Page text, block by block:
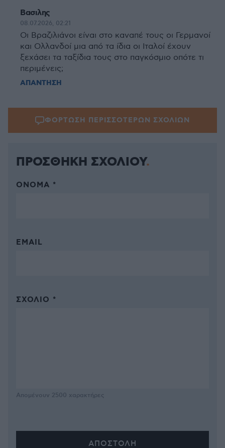
Βασιλης
08.07.2026, 02:21
Οι Βραζιλιάνοι είναι στο καναπέ τους οι Γερμανοί
και Ολλανδοί μια από τα ίδια οι Ιταλοί έχουν
ξεχάσει τα ταξίδια τους στο παγκόσμιο οπότε τι
περιμένεις;
ΑΠΑΝΤΗΣΗ
ΦΟΡΤΩΣΗ ΠΕΡΙΣΣΟΤΕΡΩΝ ΣΧΟΛΙΩΝ
ΠΡΟΣΘΗΚΗ ΣΧΟΛΙΟΥ
ΌΝΟΜΑ *
EMAIL
ΣΧΌΛΙΟ *
Απομένουν 2500 χαρακτήρες